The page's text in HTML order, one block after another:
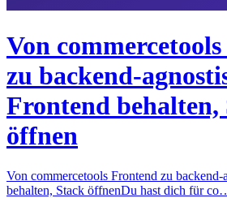
Von
zu backend-
Frontend behalten,
öffnen
Von commercetools Frontend zu backend-
behalten, Stack öffnenDu hast dich für